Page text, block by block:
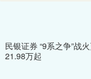
民银证券 “9系之争”战
21.98万起